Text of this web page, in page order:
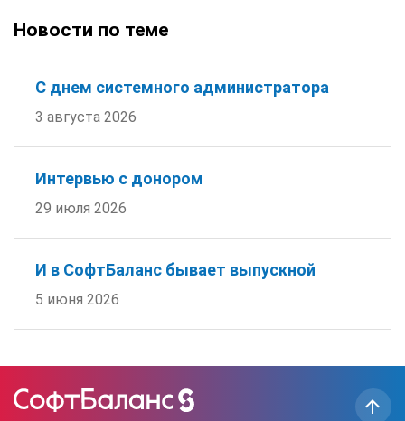
Новости по теме
С днем системного администратора
3 августа 2026
Интервью с донором
29 июля 2026
И в СофтБаланс бывает выпускной
5 июня 2026